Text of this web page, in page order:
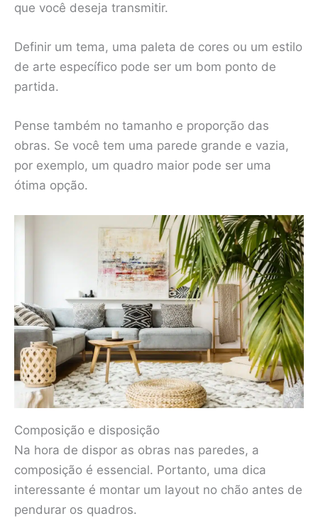
que você deseja transmitir.
Definir um tema, uma paleta de cores ou um estilo
de arte específico pode ser um bom ponto de
partida.
Pense também no tamanho e proporção das
obras. Se você tem uma parede grande e vazia,
por exemplo, um quadro maior pode ser uma
ótima opção.
Composição e disposição
Na hora de dispor as obras nas paredes, a
composição é essencial. Portanto, uma dica
interessante é montar um layout no chão antes de
pendurar os quadros.